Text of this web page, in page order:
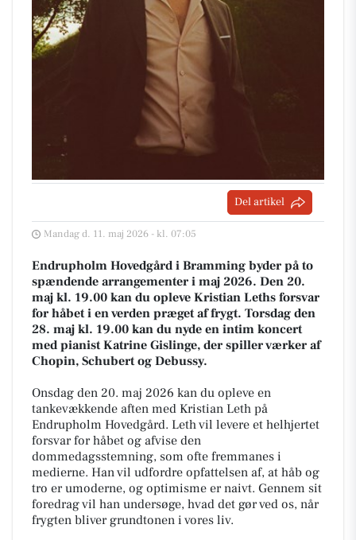
Del artikel
Mandag d. 11. maj 2026 - kl. 07:05
Endrupholm Hovedgård i Bramming byder på to
spændende arrangementer i maj 2026. Den 20.
maj kl. 19.00 kan du opleve Kristian Leths forsvar
for håbet i en verden præget af frygt. Torsdag den
28. maj kl. 19.00 kan du nyde en intim koncert
med pianist Katrine Gislinge, der spiller værker af
Chopin, Schubert og Debussy.
Onsdag den 20. maj 2026 kan du opleve en
tankevækkende aften med Kristian Leth på
Endrupholm Hovedgård. Leth vil levere et helhjertet
forsvar for håbet og afvise den
dommedagsstemning, som ofte fremmanes i
medierne. Han vil udfordre opfattelsen af, at håb og
tro er umoderne, og optimisme er naivt. Gennem sit
foredrag vil han undersøge, hvad det gør ved os, når
frygten bliver grundtonen i vores liv.